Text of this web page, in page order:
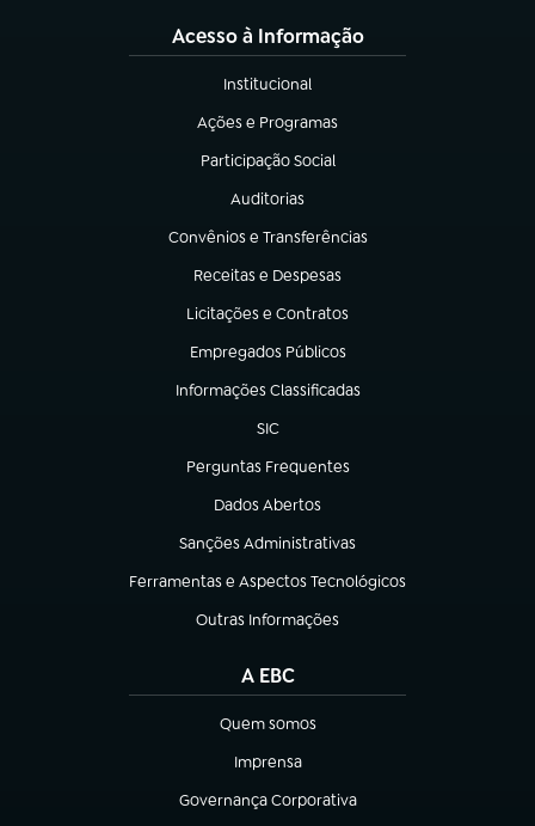
Acesso à Informação
Institucional
(abre em nova aba)
Ações e Programas
(abre em nova aba)
Participação Social
(abre em nova aba)
Auditorias
(abre em nova aba)
Convênios e Transferências
(abre em nova aba)
Receitas e Despesas
(abre em nova aba)
Licitações e Contratos
(abre em nova aba)
Empregados Públicos
(abre em nova aba)
Informações Classificadas
(abre em nova aba)
SIC
(abre em nova aba)
Perguntas Frequentes
(abre em nova aba)
Dados Abertos
(abre em nova aba)
Sanções Administrativas
(abre em nova aba)
Ferramentas e Aspectos Tecnológicos
(abre em nova aba)
Outras Informações
(abre em nova aba)
A EBC
Quem somos
(abre em nova aba)
Imprensa
(abre em nova aba)
Governança Corporativa
(abre em nova aba)